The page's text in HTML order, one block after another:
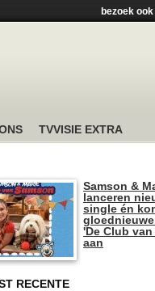
bezoek
TVVISIE EXTRA
Samson &
lanceren
single én
'De Club
aan
RECENTE